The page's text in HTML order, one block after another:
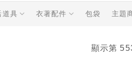
道具 衣著配件 包袋 主題
顯示第